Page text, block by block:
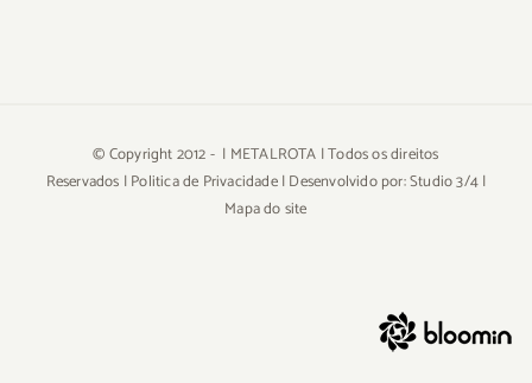
© Copyright 2012 - | METALROTA | Todos os direitos
Reservados |Politica de Privacidade| Desenvolvido por:Studio 3/4|
Mapa do site